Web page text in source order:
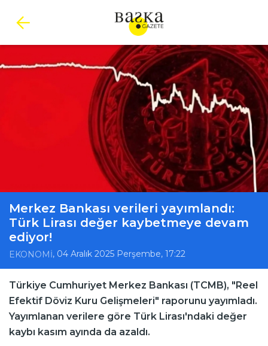
Merkez Bankası verileri yayımlandı:
Türk Lirası değer kaybetmeye devam
ediyor!
EKONOMİ, 04 Aralık 2025 Perşembe, 17:22
Türkiye Cumhuriyet Merkez Bankası (TCMB), "Reel
Efektif Döviz Kuru Gelişmeleri" raporunu yayımladı.
Yayımlanan verilere göre Türk Lirası'ndaki değer
kaybı kasım ayında da azaldı.